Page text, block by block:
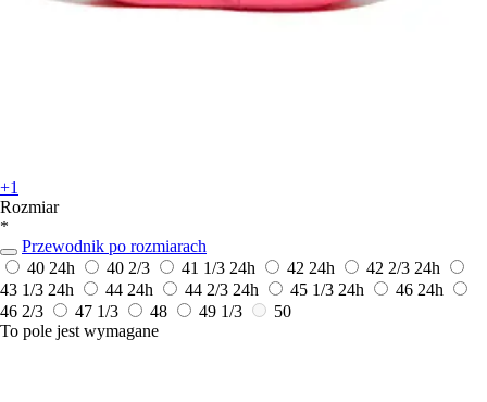
+1
Rozmiar
*
Przewodnik po rozmiarach
40 24h 40 2/3 41 1/3 24h 42 24h 42 2/3 24h
43 1/3 24h 44 24h 44 2/3 24h 45 1/3 24h 46 24h
46 2/3
47 1/3 48 49 1/3
50
To pole jest wymagane